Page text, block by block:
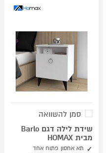
סמן להשוואה
שידת לילה דגם Barlo
מבית HOMAX
תא אחסון פתוח אחד